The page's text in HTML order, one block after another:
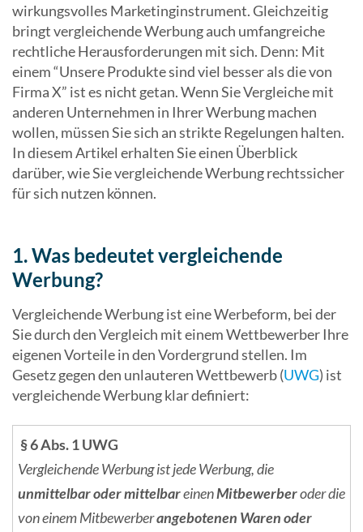
wirkungsvolles Marketinginstrument. Gleichzeitig
bringt vergleichende Werbung auch umfangreiche
rechtliche Herausforderungen mit sich. Denn: Mit
einem “Unsere Produkte sind viel besser als die von
Firma X” ist es nicht getan. Wenn Sie Vergleiche mit
anderen Unternehmen in Ihrer Werbung machen
wollen, müssen Sie sich an strikte Regelungen halten.
In diesem Artikel erhalten Sie einen Überblick
darüber, wie Sie vergleichende Werbung rechtssicher
für sich nutzen können.
1. Was bedeutet vergleichende
Werbung?
Vergleichende Werbung ist eine Werbeform, bei der
Sie durch den Vergleich mit einem Wettbewerber Ihre
eigenen Vorteile in den Vordergrund stellen. Im
Gesetz gegen den unlauteren Wettbewerb (UWG) ist
vergleichende Werbung klar definiert:
§ 6 Abs. 1 UWG
Vergleichende Werbung ist jede Werbung, die
unmittelbar oder mittelbareinenMitbewerberoder die
von einem Mitbewerberangebotenen Waren oder